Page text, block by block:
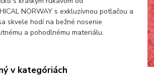
NORWAY s exkluzívnou potlačou a
skvele hodí na bežné nosenie
a pohodlnému materiálu.
v kategóriách